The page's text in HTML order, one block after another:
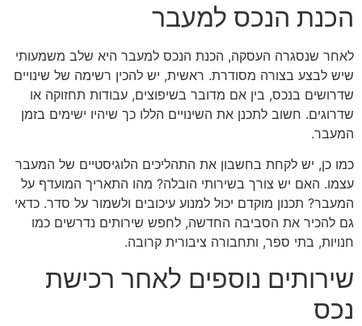
הכנת הנכס למעבר
לאחר שנסגרה העסקה, הכנת הנכס למעבר היא שלב משמעותי
שיש לבצע בצורה מסודרת. ראשית, יש להכין רשימה של שינויים
שדרושים בנכס, בין אם מדובר בשיפוצים, עבודות תחזוקה או
שדרוגים. חשוב לתכנן את השינויים הללו כך שיהיו ישימים בזמן
המעבר.
כמו כן, יש לקחת בחשבון את התהליכים הלוגיסטיים של המעבר
עצמו. האם יש צורך בשירותי הובלה? מהו התאריך המועדף על
המעבר? תכנון מוקדם יכול למנוע עיכובים ולשמור על סדר. כדאי
גם להכיר את הסביבה החדשה, לחפש שירותים נדרשים כמו
חנויות, בתי ספר, ותחבורה ציבורית קרובה.
שירותים נוספים לאחר רכישת
נכס